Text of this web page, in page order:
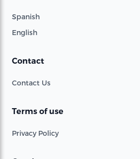
Spanish
English
Contact
Contact Us
Terms of use
Privacy Policy